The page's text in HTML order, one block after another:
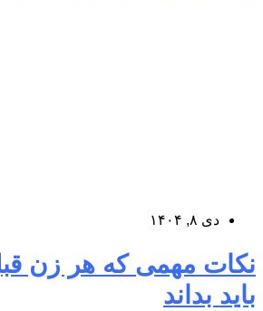
دی ۸, ۱۴۰۴
نکات مهمی که هر زن
باید بداند